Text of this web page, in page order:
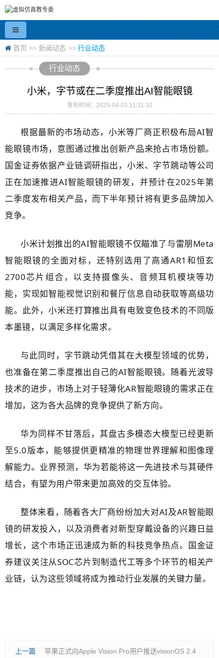
首页 >> 新闻动态 >> 行业动态
行业动态
小米，字节或在二季度推出AI智能眼镜
发布时间：2025-04-03 11:31:32
根据最新的市场动态，小米等厂商正积极布局AI智
能眼镜市场，意图通过推出创新产品来抢占市场份额。
国金证券依据产业链调研指出，小米、字节跳动等公司
正在加速推进AI智能眼镜的研发，并预计在2025年第
二季度发布相关产品，而下半年预计将有更多品牌加入
竞争。
小米计划推出的AI智能眼镜不仅瞄准了与雷朋Meta
智能眼镜的全面对标，还特别选用了高通AR1和恒玄
2700芯片组合，以支持摄像头、音频耳机模块等功
能，实现如智能视觉识别和餐厅信息自动获取等高级功
能。此外，小米还打算推出具有电致变色技术的不同版
本墨镜，以满足多样化需求。
与此同时，字节跳动凭借其在大模型领域的优势，
也准备在第二季度推出自己的AI智能眼镜。随着光波导
技术的进步，市场上对于轻薄化AR智能眼镜的需求正在
增加，这为各大品牌的竞争提供了新方向。
华为同样不甘落后，其盘古多模态大模型已经更新
至5.0版本，能够提供更精准的物理世界理解和图像理
解能力。业界预测，华为若能将这一先进技术与其硬件
结合，有望为用户带来更加高效的交互体验。
整体来看，随着各大厂商纷纷加大对AI及AR智能眼
镜的研发投入，以及消费者对新型穿戴设备的兴趣日益
增长，这个市场正迅速成为新的科技竞争热点。国金证
券建议关注从SOC芯片到制造代工等多个环节的相关产
业链，认为这些领域将成为推动行业发展的关键力量。
上一篇 苹果正式向Apple Vision Pro用户推送visionOS 2.4